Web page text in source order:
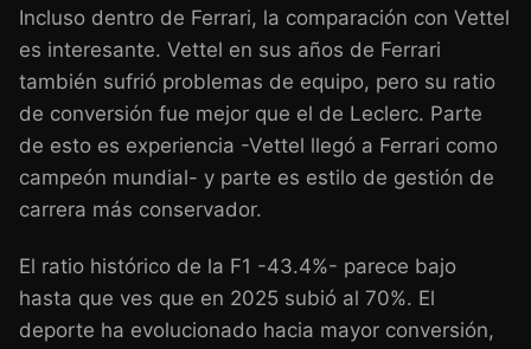
Incluso dentro de Ferrari, la comparación con Vettel
es interesante. Vettel en sus años de Ferrari
también sufrió problemas de equipo, pero su ratio
de conversión fue mejor que el de Leclerc. Parte
de esto es experiencia -Vettel llegó a Ferrari como
campeón mundial- y parte es estilo de gestión de
carrera más conservador.
El ratio histórico de la F1 -43.4%- parece bajo
hasta que ves que en 2025 subió al 70%. El
deporte ha evolucionado hacia mayor conversión,